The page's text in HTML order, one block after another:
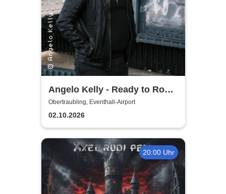
Angelo Kelly - Ready to Rock
- Tour 2026
Obertraubling, Eventhall-Airport
02.10.2026
20:00 Uhr